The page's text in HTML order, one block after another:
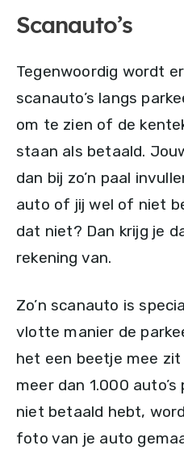
Scanauto’s
Tegenwoordig wordt
scanauto’s langs
om te zien of de
staan als betaald.
dan bij zo’n paal
auto of jij wel of niet
dat niet? Dan krijg je
rekening van.
Zo’n scanauto is
vlotte manier de
het een beetje mee
meer dan 1.000
niet betaald hebt,
foto van je auto